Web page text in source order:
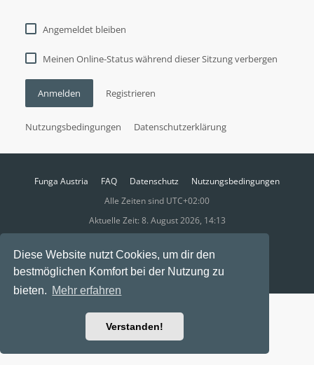
Diese Website nutzt Cookies, um dir den
bestmöglichen Komfort bei der Nutzung zu
bieten. Mehr erfahren
Verstanden!
Angemeldet bleiben
Meinen Online-Status während dieser Sitzung verbergen
Anmelden Registrieren
Nutzungsbedingungen Datenschutzerklärung
Funga Austria FAQ Datenschutz
Nutzungsbedingungen
Alle Zeiten sind UTC+02:00
Aktuelle Zeit: 8. August 2026, 14:13
Ravaio Theme byGramziu